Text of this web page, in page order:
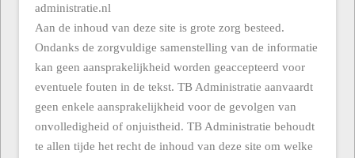
administratie.nl
Aan de inhoud van deze site is grote zorg besteed.
Ondanks de zorgvuldige samenstelling van de informatie
kan geen aansprakelijkheid worden geaccepteerd voor
eventuele fouten in de tekst. TB Administratie aanvaardt
geen enkele aansprakelijkheid voor de gevolgen van
onvolledigheid of onjuistheid. TB Administratie behoudt
te allen tijde het recht de inhoud van deze site om welke